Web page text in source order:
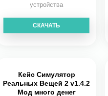
устройства
СКАЧАТЬ
Кейс Симулятор
Реальных Вещей 2 v1.4.2
Мод много денег